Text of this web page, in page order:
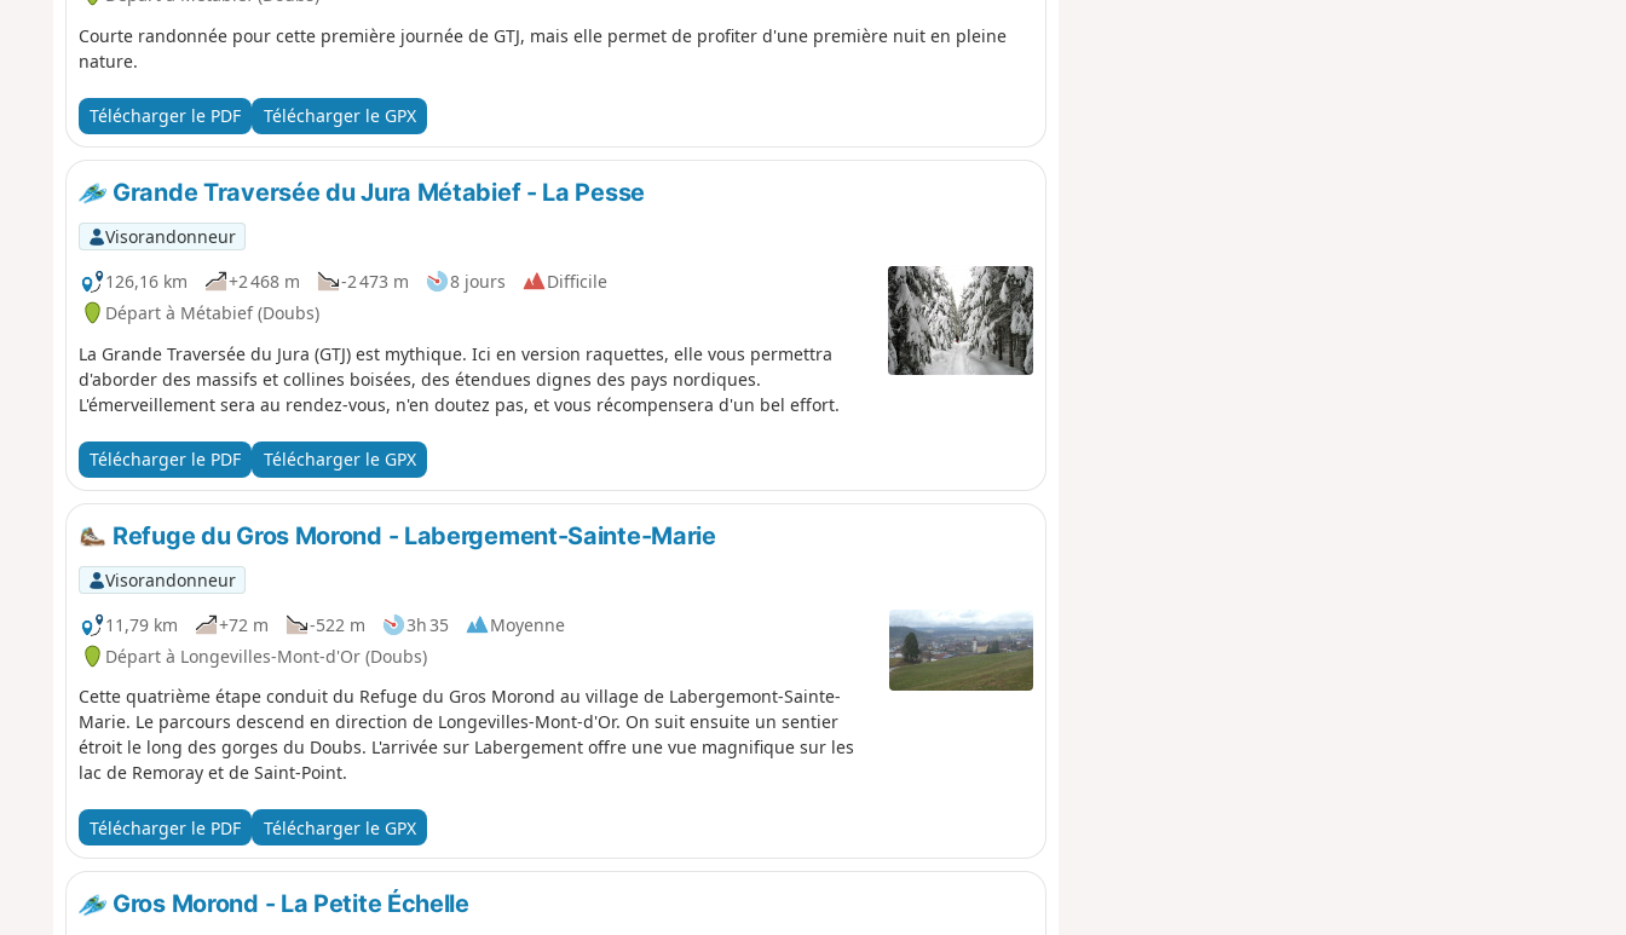
Courte randonnée pour cette première journée de GTJ, mais elle permet de profiter d'une première nuit en pleine
nature.
Télécharger le PDF Télécharger le GPX
Grande Traversée du Jura Métabief - La Pesse
Visorandonneur
126,16 km
+2 468 m -2 473 m 8 jours
Difficile
Départ à Métabief (Doubs)
La Grande Traversée du Jura (GTJ) est mythique. Ici en version raquettes, elle vous permettra
d'aborder des massifs et collines boisées, des étendues dignes des pays nordiques.
L'émerveillement sera au rendez-vous, n'en doutez pas, et vous récompensera d'un bel effort.
Télécharger le PDF Télécharger le GPX
Refuge du Gros Morond - Labergement-Sainte-Marie
Visorandonneur
11,79 km
+72 m -522 m 3h 35
Moyenne
Départ à Longevilles-Mont-d'Or (Doubs)
Cette quatrième étape conduit du Refuge du Gros Morond au village de Labergemont-Sainte-
Marie. Le parcours descend en direction de Longevilles-Mont-d'Or. On suit ensuite un sentier
étroit le long des gorges du Doubs. L'arrivée sur Labergement offre une vue magnifique sur les
lac de Remoray et de Saint-Point.
Télécharger le PDF Télécharger le GPX
Gros Morond - La Petite Échelle